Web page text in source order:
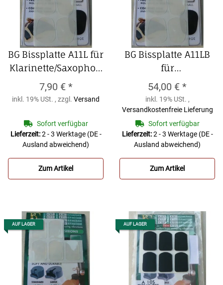
BG Bissplatte A11L für
Klarinette/Saxophon
0,4mm groß
transparent
BG Bissplatte A11L für
Klarinette/Saxophon
0,4mm groß
transparent
7,90 € *
inkl. 19% USt. , zzgl. Versand
Sofort verfügbar
Lieferzeit:2 - 3 Werktage (DE -
Ausland abweichend)
Zum Artikel
BG Bissplatte A11LB
für
Klarinette/Saxophon
0,4mm groß
transparent
(Packung zu 48
Stück)BG Bissplatte
A11LB für
Klarinette/Saxophon
Stück)
54,00 € *
inkl. 19% USt. ,
Versandkostenfreie Lieferung
Sofort verfügbar
Lieferzeit:2 - 3 Werktage (DE -
Ausland abweichend)
Zum Artikel
AUF LAGER AUF LAGER